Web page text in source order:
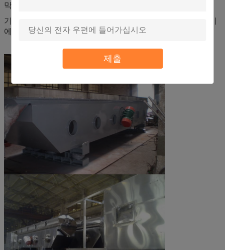
제출
막는 것은 효과적이 노동 환경은 청결합니다.
기계 및 열은 높 에너지 절약의 그것의 효과적인, 서수 건조기
에 비교해, 에너지의 30-60% 저장됩니다.